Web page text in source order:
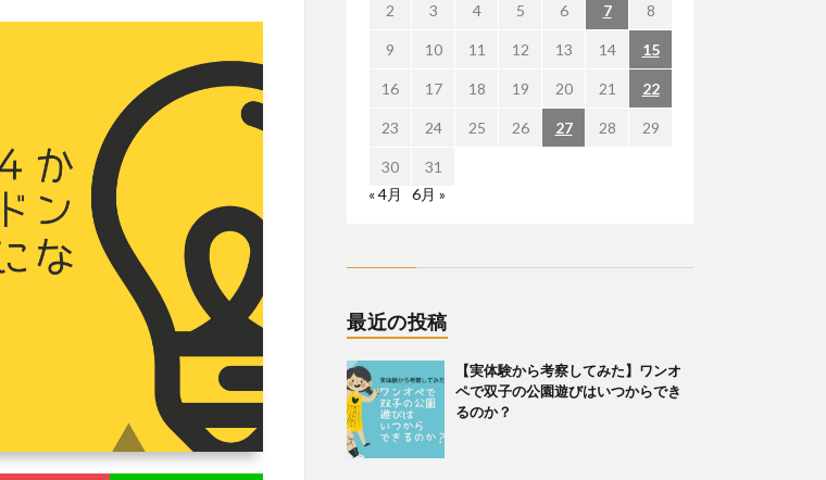
2 3 4 5 6 7 8
9 10 11 12 13 14 15
16 17 18 19 20 21 22
23 24 25 26 27 28 29
30
31
« 4月
6月 »
最近の投稿
【実体験から考察してみた】ワンオ
ペで双子の公園遊びはいつからでき
るのか？